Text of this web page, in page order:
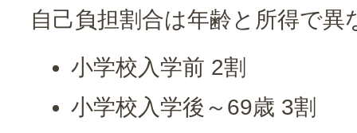
自己負担割合は年齢と所得で異
小学校入学前 2割
小学校入学後～69歳 3割